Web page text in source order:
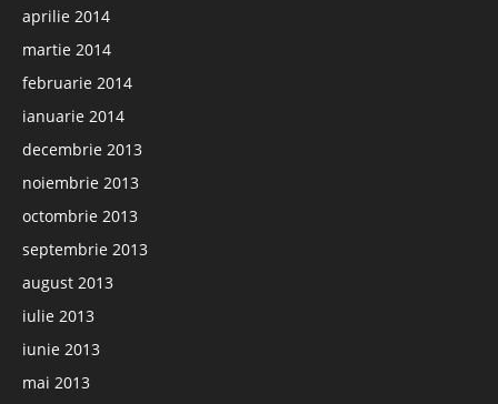
aprilie 2014
martie 2014
februarie 2014
ianuarie 2014
decembrie 2013
noiembrie 2013
octombrie 2013
septembrie 2013
august 2013
iulie 2013
iunie 2013
mai 2013